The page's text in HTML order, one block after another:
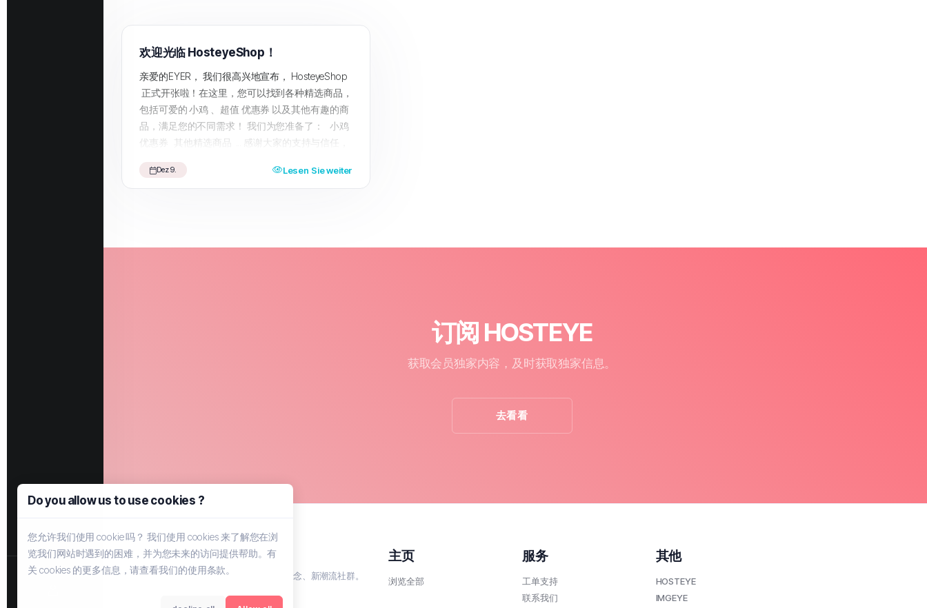
欢迎光临 HosteyeShop！
亲爱的EYER， 我们很高兴地宣布， HosteyeShop
正式开张啦！在这里，您可以找到各种精选商品，
包括可爱的 小鸡 、超值 优惠券 以及其他有趣的商
品，满足您的不同需求！ 我们为您准备了： 小鸡
优惠券 其他精选商品 ... 感谢大家的支持与信任，
的购物体验。 快来访问我们的 HosteyeShop ，享
Dez 9. Lesen Sie weiter
订阅 HOSTEYE
获取会员独家内容，及时获取独家信息。
去看看
主机信息的优质聚集地，由EYER引领的新概念、新潮流社群。
主页
浏览全部
服务
工单支持
联系我们
其他
HOSTEYE
IMGEYE
Do you allow us to use cookies ?
您允许我们使用 cookie 吗？ 我们使用 cookies 来了解您在浏
览我们网站时遇到的困难，并为您未来的访问提供帮助。有
关 cookies 的更多信息，请查看我们的使用条款。